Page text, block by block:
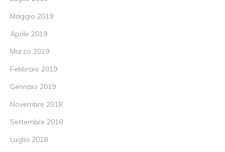
Maggio 2019
Aprile 2019
Marzo 2019
Febbraio 2019
Gennaio 2019
Novembre 2018
Settembre 2018
Luglio 2018